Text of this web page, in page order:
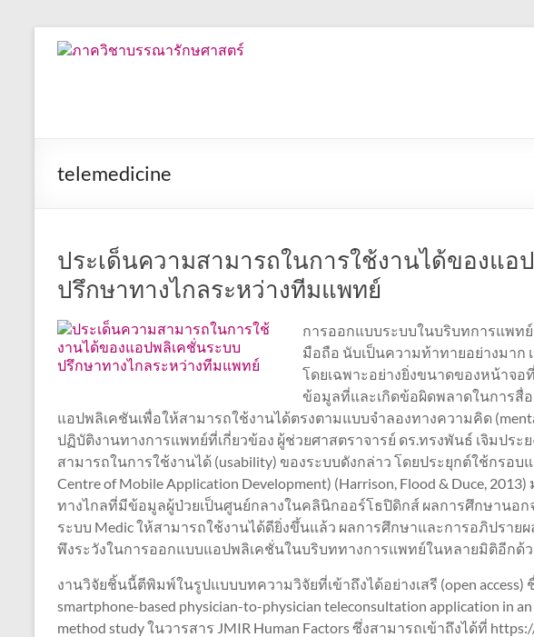
ภาค
คณะ
มหาวิทยาลัย
telemedicine
ประเด็นความสามารถในการใช้งานได้ของแอ
ปรึกษาทางไกลระหว่างทีมแพทย์
การออกแบบระบบในบริบทการแพ
มือถือ นับเป็นความท้าทายอย่างมาก
โดยเฉพาะอย่างยิ่งขนาดของหน้าจ
ข้อมูลที่และเกิดข้อผิดพลาดในการสื่
แอปพลิเคชันเพื่อให้สามารถใช้งานได้ตรงตามแบบจำลองทางความคิด
ปฏิบัติงานทางการแพทย์ที่เกี่ยวข้อง ผู้ช่วยศาสตราจารย์ ดร.ทรงพันธ์ เจิมประ
สามารถในการใช้งานได้ (usability) ของระบบดังกล่าว โดยประยุกต์ใช้กรอบ
Centre of Mobile Application Development) (Harrison, Flood & Duce,
ทางไกลที่มีข้อมูลผู้ป่วยเป็นศูนย์กลางในคลินิกออร์โธปิดิกส์ ผลการศึกษานอ
ระบบ Medic ให้สามารถใช้งานได้ดียิ่งขึ้นแล้ว ผลการศึกษาและการอภิปราย
พึงระวังในการออกแบบแอปพลิเคชั่นในบริบททางการแพทย์ในหลายมิติอีกด้
งานวิจัยชิ้นนี้ตีพิมพ์ในรูปแบบบทความวิจัยที่เข้าถึงได้อย่างเสรี (open access)
smartphone-based physician-to-physician teleconsultation application in
method study ในวารสาร JMIR Human Factors ซึ่งสามารถเข้าถึงได้ที่